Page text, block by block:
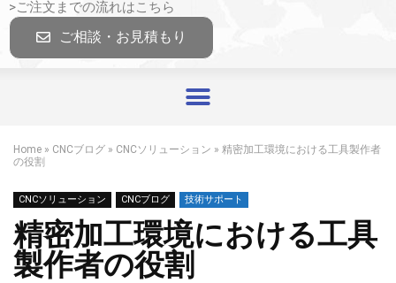
>ご注文までの流れはこちら
ご相談・お見積もり
Home » CNCブログ » CNCソリューション » 精密加工環境における工具製作者
の役割
CNCソリューション CNCブログ 技術サポート
精密加工環境における工具
製作者の役割